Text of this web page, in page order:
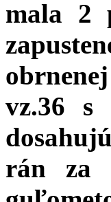
mala 2
vz.36 s
rán za